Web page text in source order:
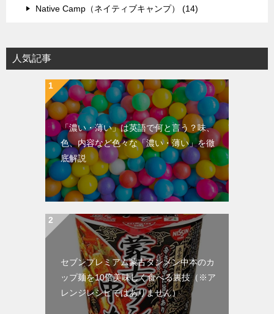
Native Camp（ネイティブキャンプ） (14)
人気記事
「濃い・薄い」は英語で何と言う？味、
色、内容など色々な「濃い・薄い」を徹
底解説
セブンプレミアム蒙古タンメン中本のカ
ップ麺を10倍美味しく食べる裏技（※ア
レンジレシピではありません）